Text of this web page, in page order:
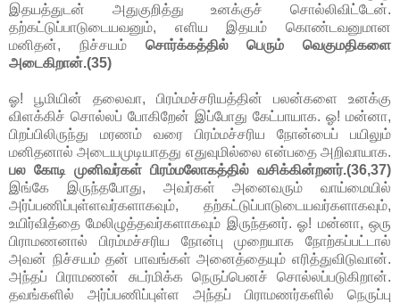
இதயத்துடன் அதுகுறித்து உனக்குச் சொல்லிவிட்டேன்.
தற்கட்டுப்பாடுடையவனும், எளிய இதயம் கொண்டவனுமான
மனிதன், நிச்சயம் சொர்க்கத்தில் பெரும் வெகுமதிகளை
அடைகிறான்.(35)
ஓ! பூமியின் தலைவா, பிரம்மச்சரியத்தின் பலன்களை உனக்கு
விளக்கிச் சொல்லப் போகிறேன் இப்போது கேட்பாயாக. ஓ! மன்னா,
பிறப்பிலிருந்து மரணம் வரை பிரம்மச்சரிய நோன்பைப் பயிலும்
மனிதனால் அடையமுடியாதது எதுவுமில்லை என்பதை அறிவாயாக.
பல கோடி முனிவர்கள் பிரம்மலோகத்தில் வசிக்கின்றனர்.(36,37)
இங்கே இருந்தபோது, அவர்கள் அனைவரும் வாய்மையில்
அர்ப்பணிப்புள்ளவர்களாகவும், தற்கட்டுப்பாடுடையவர்களாகவும்,
உயிர்வித்தை மேலிழுத்தவர்களாகவும் இருந்தனர். ஓ! மன்னா, ஒரு
பிராமணனால் பிரம்மச்சரிய நோன்பு முறையாக நோற்கப்பட்டால்
அவன் நிச்சயம் தன் பாவங்கள் அனைத்தையும் எரித்துவிடுவான்.
அந்தப் பிராமணன் சுடர்மிக்க நெருப்பெனச் சொல்லப்படுகிறான்.
தவங்களில் அர்ப்பணிப்புள்ள அந்தப் பிராமணர்களில் நெருப்பு